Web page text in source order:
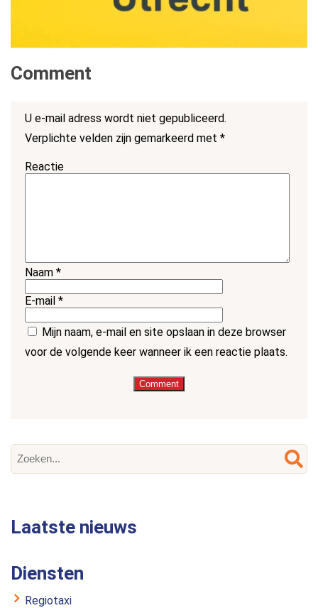
Comment
U e-mail adress wordt niet gepubliceerd.
Verplichte velden zijn gemarkeerd met *
Reactie
Naam *
E-mail *
Mijn naam, e-mail en site opslaan in deze browser
voor de volgende keer wanneer ik een reactie plaats.
Laatste nieuws
Diensten
Regiotaxi